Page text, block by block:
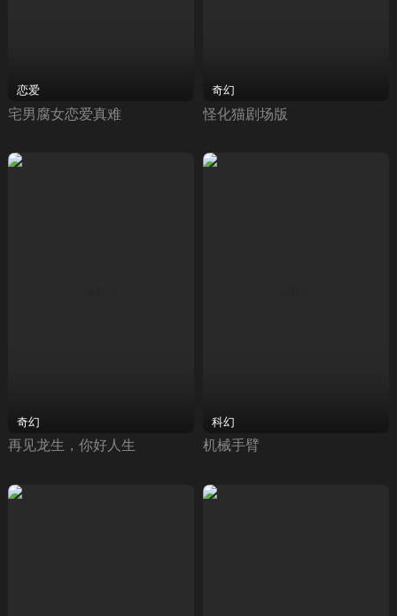
恋爱
宅男腐女恋爱真难
奇幻
怪化猫剧场版
奇幻
再见龙生，你好人生
科幻
机械手臂